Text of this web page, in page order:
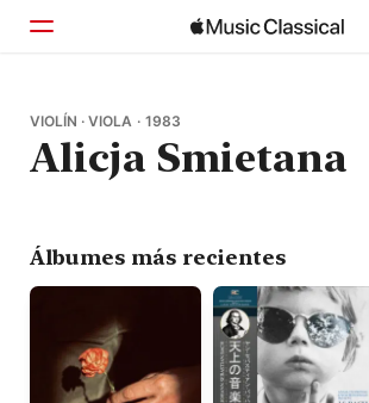
Inicio
Explorar
VIOLÍN · VIOLA · 1983
Alicja Smietana
Álbumes más recientes